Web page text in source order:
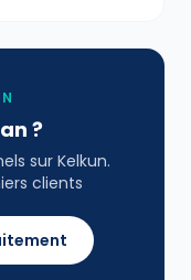
?
sur Kelkun.
clients